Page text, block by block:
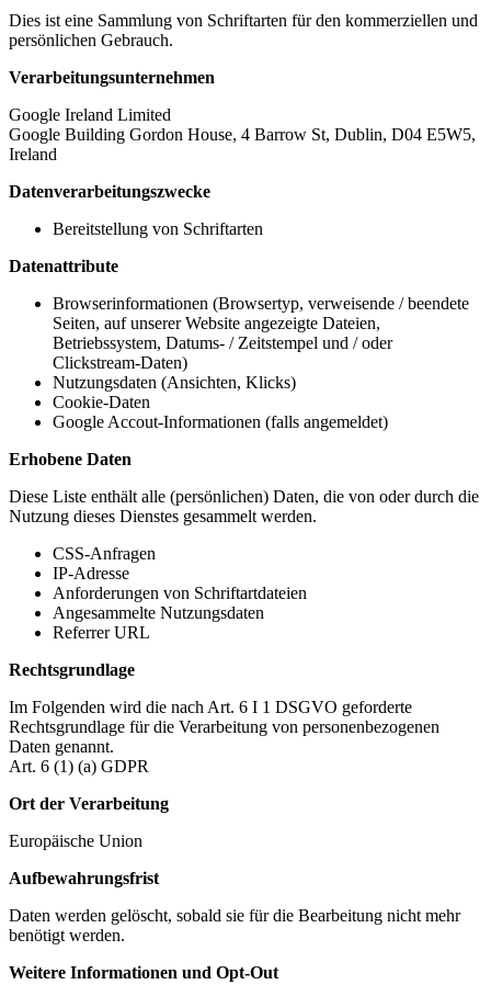
Dies ist eine Sammlung von Schriftarten für den kommerziellen und
persönlichen Gebrauch.
Verarbeitungsunternehmen
Google Ireland Limited
Google Building Gordon House, 4 Barrow St, Dublin, D04 E5W5,
Ireland
Datenverarbeitungszwecke
Bereitstellung von Schriftarten
Datenattribute
Browserinformationen (Browsertyp, verweisende / beendete
Seiten, auf unserer Website angezeigte Dateien,
Betriebssystem, Datums- / Zeitstempel und / oder
Clickstream-Daten)
Nutzungsdaten (Ansichten, Klicks)
Cookie-Daten
Google Accout-Informationen (falls angemeldet)
Erhobene Daten
Diese Liste enthält alle (persönlichen) Daten, die von oder durch die
Nutzung dieses Dienstes gesammelt werden.
CSS-Anfragen
IP-Adresse
Anforderungen von Schriftartdateien
Angesammelte Nutzungsdaten
Referrer URL
Rechtsgrundlage
Im Folgenden wird die nach Art. 6 I 1 DSGVO geforderte
Rechtsgrundlage für die Verarbeitung von personenbezogenen
Daten genannt.
Art. 6 (1) (a) GDPR
Ort der Verarbeitung
Europäische Union
Aufbewahrungsfrist
Daten werden gelöscht, sobald sie für die Bearbeitung nicht mehr
benötigt werden.
Weitere Informationen und Opt-Out